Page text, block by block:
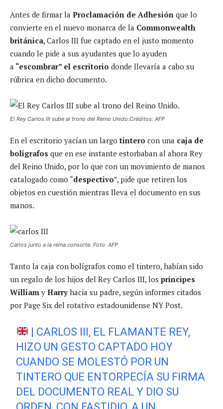
Antes de firmar la Proclamación de Adhesión que lo
convierte en el nuevo monarca de la Commonwealth
británica, Carlos III fue captado en el justo momento
cuando le pide a sus ayudantes que lo ayuden
a “escombrar” el escritorio donde llevaría a cabo su
rúbrica en dicho documento.
El Rey Carlos III sube al trono del Reino Unido.Créditos: AFP
En el escritorio yacían un largotintero con una caja de
bolígrafos que en ese instante estorbaban al ahora Rey
del Reino Unido, por lo que con un movimiento de manos
catalogado como “despectivo”, pide que retiren los
objetos en cuestión mientras lleva el documento en sus
manos.
Carlos junto a la reina consorte. Foto: AFP
Tanto la caja con bolígrafos como el tintero, habían sido
un regalo de los hijos del Rey Carlos III, los príncipes
William y Harry hacia su padre, según informes citados
por Page Six del rotativo estadounidense NY Post.
| CARLOS III, EL FLAMANTE REY,
HIZO UN GESTO CAPTADO HOY
CUANDO SE MOLESTÓ POR UN
TINTERO QUE ENTORPECÍA SU FIRMA
DEL DOCUMENTO REAL Y DIO SU